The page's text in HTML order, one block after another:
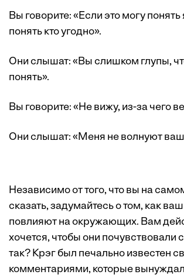
Вы говорите: «Если это могу понять
понять кто угодно».
Они слышат: «Вы слишком глупы,
понять».
Вы говорите: «Не вижу, из-за чего
Они слышат: «Меня не волнуют
Независимо от того, что вы на
сказать, задумайтесь о том, как
повлияют на окружающих. Вам
хочется, чтобы они почувствовали
так? Крэг был печально известен
комментариями, которые